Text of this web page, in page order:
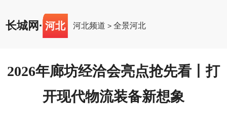
长城网 · 河北 河北频道 >全景河北
2026年廊坊经洽会亮点抢先看丨打
开现代物流装备新想象